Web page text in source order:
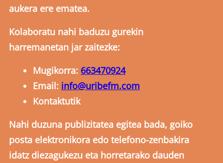
aukera ere ematea.
Kolaboratu nahi baduzu gurekin
harremanetan jar zaitezke:
Mugikorra: 663470924
Email: info@uribefm.com
Kontaktutik
Nahi duzuna publizitatea egitea bada, goiko
posta elektronikora edo telefono-zenbakira
idatz diezagukezu eta horretarako dauden